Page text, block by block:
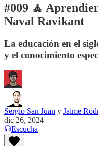
#009 🧘
Naval Ravikant
La educación en el
y el conocimiento
Sergio San Juan y Jaime
dic 26, 2024
Escucha